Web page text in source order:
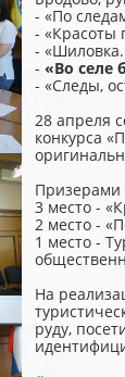
- «По
- «Красоты
-
- «Во селе
- «Следы,
28 апреля
конкурса
Призерами
3 место -
2 место -
1 место -
На
руду,